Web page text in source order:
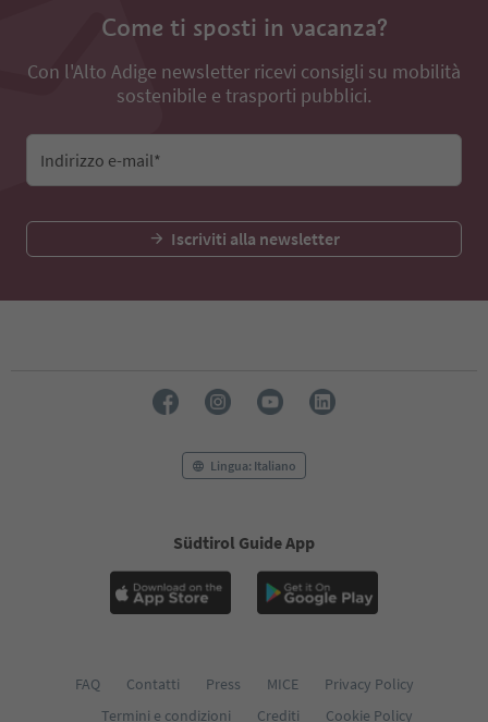
Come ti sposti in vacanza?
Con l'Alto Adige newsletter ricevi consigli su mobilità
sostenibile e trasporti pubblici.
Indirizzo e-mail*
Iscriviti alla newsletter
Lingua: Italiano
Südtirol Guide App
FAQ Contatti Press MICE
Privacy Policy
Termini e condizioni
Crediti
Cookie Policy